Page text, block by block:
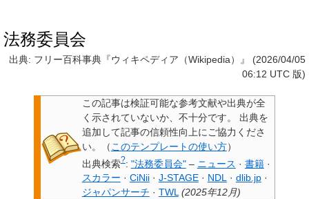
法務委員会
出典: フリー百科事典『ウィキペディア（Wikipedia）』 (2026/04/05
06:12 UTC 版)
この記事は検証可能な参考文献や出典が全
く示されていないか、不十分です。
出典を
追加して記事の信頼性向上にご協力くださ
い。
（ このテンプレートの使い方）
出典検索?: "法務委員会"– ニュース · 書籍 ·
スカラー · CiNii · J-STAGE · NDL · dlib.jp ·
ジャパンサーチ · TWL (2025年12月)